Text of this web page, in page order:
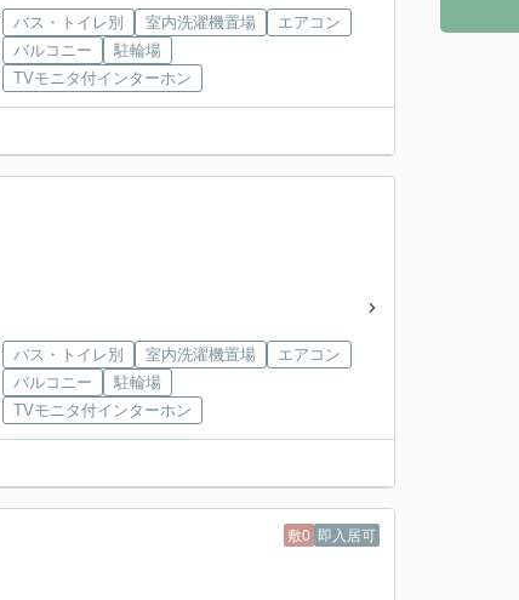
バス・トイレ別 室内洗濯機置場
エアコン
バルコニー
駐輪場
TVモニタ付インターホン
バス・トイレ別 室内洗濯機置場
エアコン
バルコニー
駐輪場
TVモニタ付インターホン
敷0 即入居可